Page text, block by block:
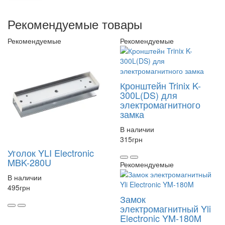
Рекомендуемые товары
Рекомендуемые
Уголок YLI Electronic
MBK-280U
В наличии
495грн
Рекомендуемые
Кронштейн Trinix K-
300L(DS) для
электромагнитного
замка
В наличии
315грн
Рекомендуемые
Замок
электромагнитный Yli
Electronic YM-180M